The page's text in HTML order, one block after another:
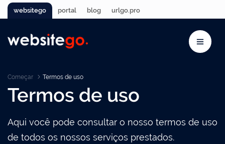
websitego portal blog urlgo.pro
Começar Termos de uso
Termos de uso
Aqui você pode consultar o nosso termos de uso
de todos os nossos serviços prestados.